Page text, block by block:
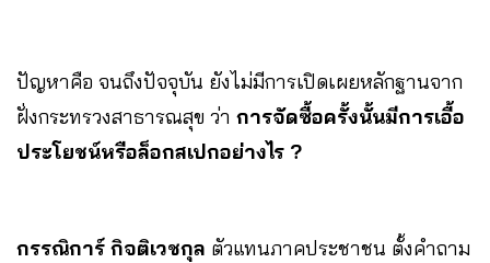
ปัญหาคือ จนถึงปัจจุบัน ยังไม่มีการเปิดเผยหลักฐานจาก
ฝั่งกระทรวงสาธารณสุข ว่า การจัดซื้อครั้งนั้นมีการเอื้อ
ประโยชน์หรือล็อกสเปกอย่างไร ?
กรรณิการ์ กิจติเวชกุล ตัวแทนภาคประชาชน ตั้งคำถาม